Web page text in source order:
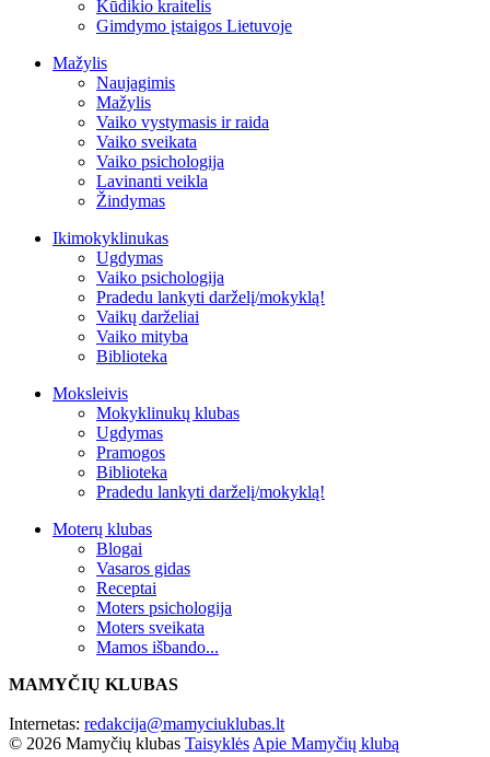
Kūdikio kraitelis
Gimdymo įstaigos Lietuvoje
Mažylis
Naujagimis
Mažylis
Vaiko vystymasis ir raida
Vaiko sveikata
Vaiko psichologija
Lavinanti veikla
Žindymas
Ikimokyklinukas
Ugdymas
Vaiko psichologija
Pradedu lankyti darželį/mokyklą!
Vaikų darželiai
Vaiko mityba
Biblioteka
Moksleivis
Mokyklinukų klubas
Ugdymas
Pramogos
Biblioteka
Pradedu lankyti darželį/mokyklą!
Moterų klubas
Blogai
Vasaros gidas
Receptai
Moters psichologija
Moters sveikata
Mamos išbando...
MAMYČIŲ KLUBAS
Internetas: redakcija@mamyciuklubas.lt
© 2026 Mamyčių klubas Taisyklės Apie Mamyčių klubą